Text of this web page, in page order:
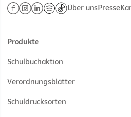
Über unsPresse
Produkte
Schulbuchaktion
Verordnungsblätter
Schuldrucksorten